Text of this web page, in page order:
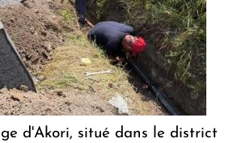
d'Akori, situé dans le district